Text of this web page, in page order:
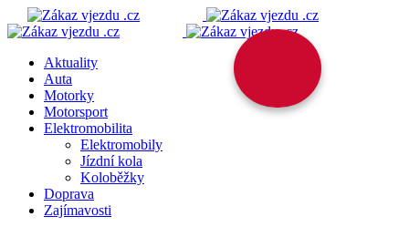
Aktuality
Auta
Motorky
Motorsport
Elektromobilita
Elektromobily
Jízdní kola
Koloběžky
Doprava
Zajímavosti